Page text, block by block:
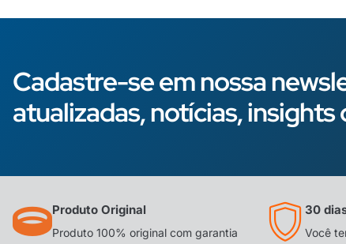
Cadastre-se em nossa
atualizadas, notícias,
Produto Original
Produto 100% original com garantia
30
Você